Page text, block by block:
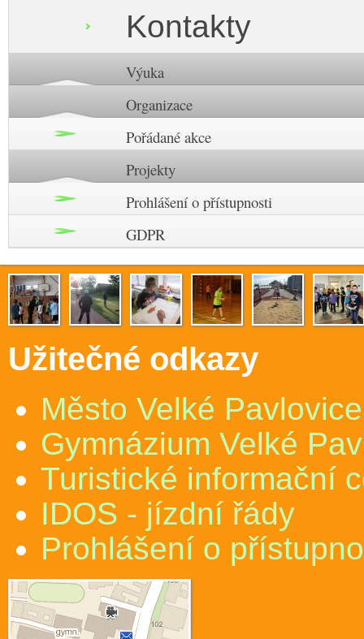
Kontakty
Výuka
Organizace
Pořádané akce
Projekty
Prohlášení o přístupnosti
GDPR
Užitečné odkazy
Město Velké Pavlovice
Gymnázium Velké
Turistické informační
IDOS - jízdní řády
Prohlášení o